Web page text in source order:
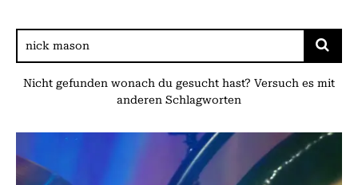
Nicht gefunden wonach du gesucht hast? Versuch es mit
anderen Schlagworten